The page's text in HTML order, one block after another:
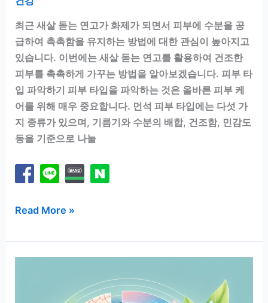
최근 새살 돋는 연고가 화제가 되면서 피부에 수분을 공
급하여 촉촉함을 유지하는 방법에 대한 관심이 높아지고
있습니다. 이번에는 새살 돋는 연고를 활용하여 건조한
피부를 촉촉하게 가꾸는 방법을 알아보겠습니다. 피부 타
입 파악하기 피부 타입을 파악하는 것은 올바른 피부 케
어를 위해 매우 중요합니다. 먼석 피부 타입에는 다섯 가
지 종류가 있으며, 기름기와 수분의 배합, 건조함, 민감도
등을 기준으로 나눌
새
돋
는
Read More »